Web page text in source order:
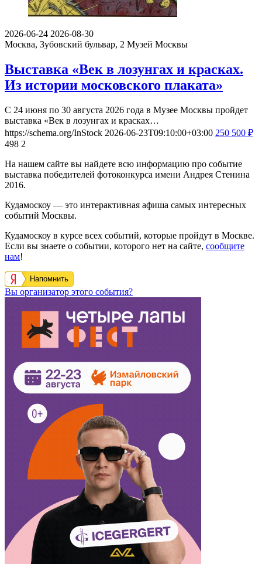
2026-06-24 2026-08-30
Москва, Зубовский бульвар, 2 Музей Москвы
Выставка «Век в лозунгах и красках.
Из истории московского плаката»
С 24 июня по 30 августа 2026 года в Музее Москвы пройдет
выставка «Век в лозунгах и красках…
https://schema.org/InStock 2026-06-23T09:10:00+03:00 250 500 ₽
498 2
На нашем сайте вы найдете всю информацию про событие
выставка победителей фотоконкурса имени Андрея Стенина
2016.
Кудамоскоу — это интерактивная афиша самых интересных
событий Москвы.
Кудамоскоу в курсе всех событий, которые пройдут в Москве.
Если вы знаете о событии, которого нет на сайте, сообщите
нам!
Напомнить
Вы организатор этого события?